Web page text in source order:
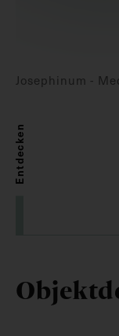
Josephinum -
Entdecken